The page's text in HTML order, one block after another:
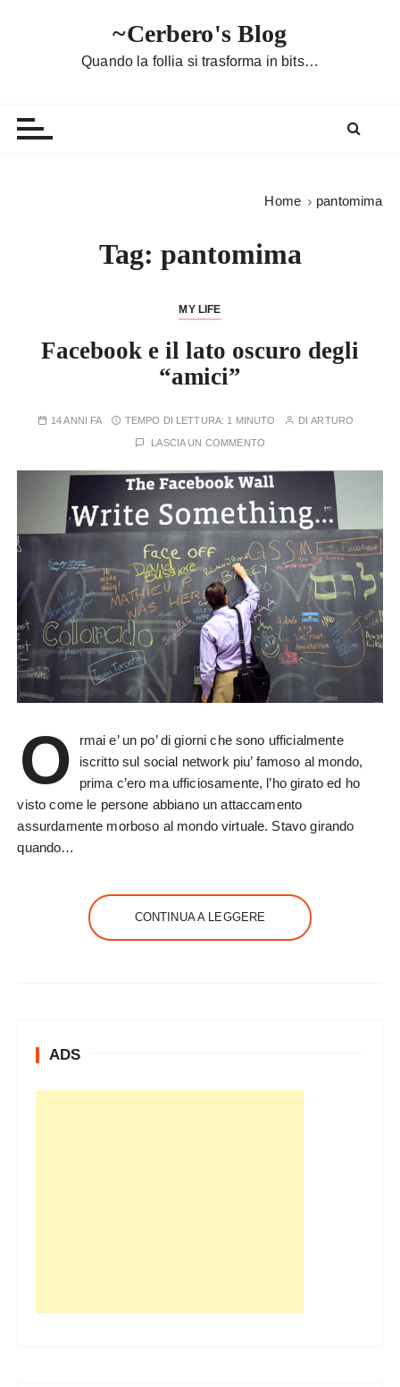
~Cerbero's Blog
Quando la follia si trasforma in bits…
Home pantomima
Tag: pantomima
MY LIFE
Facebook e il lato oscuro degli
“amici”
14 ANNI FA TEMPO DI LETTURA: 1 MINUTO DIARTURO
LASCIA UN COMMENTO
O
rmai e’ un po’ di giorni che sono ufficialmente
iscritto sul social network piu’ famoso al mondo,
prima c’ero ma ufficiosamente, l’ho girato ed ho
visto come le persone abbiano un attaccamento
assurdamente morboso al mondo virtuale. Stavo girando
quando…
CONTINUA A LEGGERE
ADS